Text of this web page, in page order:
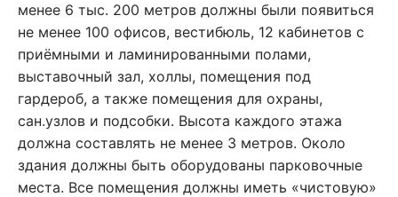
менее 6 тыс. 200 метров должны были появиться
не менее 100 офисов, вестибюль, 12 кабинетов с
приёмными и ламинированными полами,
выставочный зал, холлы, помещения под
гардероб, а также помещения для охраны,
сан.узлов и подсобки. Высота каждого этажа
должна составлять не менее 3 метров. Около
здания должны быть оборудованы парковочные
места. Все помещения должны иметь «чистовую»